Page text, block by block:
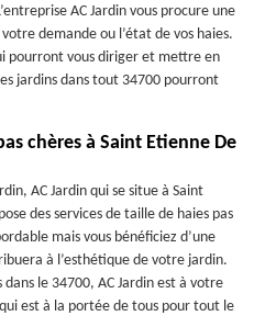
AC Jardin vous procure une
demande ou l’état de vos haies.
pourront vous diriger et mettre en
jardins dans tout 34700 pourront
chères à Saint Etienne De
AC Jardin qui se situe à Saint
des services de taille de haies pas
mais vous bénéficiez d’une
à l’esthétique de votre jardin.
le 34700, AC Jardin est à votre
est à la portée de tous pour tout le